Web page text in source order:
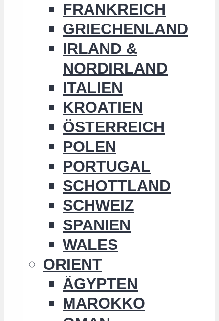
FRANKREICH
GRIECHENLAND
IRLAND &
NORDIRLAND
ITALIEN
KROATIEN
ÖSTERREICH
POLEN
PORTUGAL
SCHOTTLAND
SCHWEIZ
SPANIEN
WALES
ORIENT
ÄGYPTEN
MAROKKO